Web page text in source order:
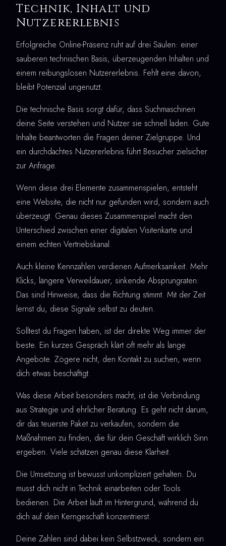
Technik, Inhalt und
Nutzererlebnis
Erfolgreiche Online-Präsenz ruht auf drei Säulen: einer
sauberen technischen Basis, überzeugenden Inhalten und
einem reibungslosen Nutzererlebnis. Fehlt eine davon,
bleibt Potenzial ungenutzt.
Die technische Basis sorgt dafür, dass Suchmaschinen
deine Seite verstehen und Nutzer sie schnell laden. Gute
Inhalte beantworten die Fragen deiner Zielgruppe. Und
ein durchdachtes Nutzererlebnis führt Besucher zielsicher
zur Anfrage.
Wenn diese drei Elemente zusammenspielen, entsteht
eine Website, die nicht nur gefunden wird, sondern auch
überzeugt. Genau dieses Zusammenspiel macht den
Unterschied zwischen einer digitalen Visitenkarte und
einem echten Vertriebskanal.
Auch kleine Kennzahlen verdienen Aufmerksamkeit. Mehr
Klicks, längere Verweildauer, sinkende Absprungraten:
Das sind Hinweise, dass die Richtung stimmt. Mit der Zeit
lernst du, diese Signale selbst zu deuten.
Solltest du Fragen haben, ist der direkte Weg immer der
beste. Ein kurzes Gespräch klärt oft mehr als lange
Angebote. Zögere nicht, den Kontakt zu suchen, wenn
dich etwas beschäftigt.
Was diese Arbeit besonders macht, ist die Verbindung
aus Strategie und ehrlicher Beratung. Es geht nicht darum,
dir das teuerste Paket zu verkaufen, sondern die
Maßnahmen zu finden, die für dein Geschäft wirklich Sinn
ergeben. Viele schätzen genau diese Klarheit.
Die Umsetzung ist bewusst unkompliziert gehalten. Du
musst dich nicht in Technik einarbeiten oder Tools
bedienen. Die Arbeit läuft im Hintergrund, während du
dich auf dein Kerngeschäft konzentrierst.
Deine Zahlen sind dabei kein Selbstzweck, sondern ein